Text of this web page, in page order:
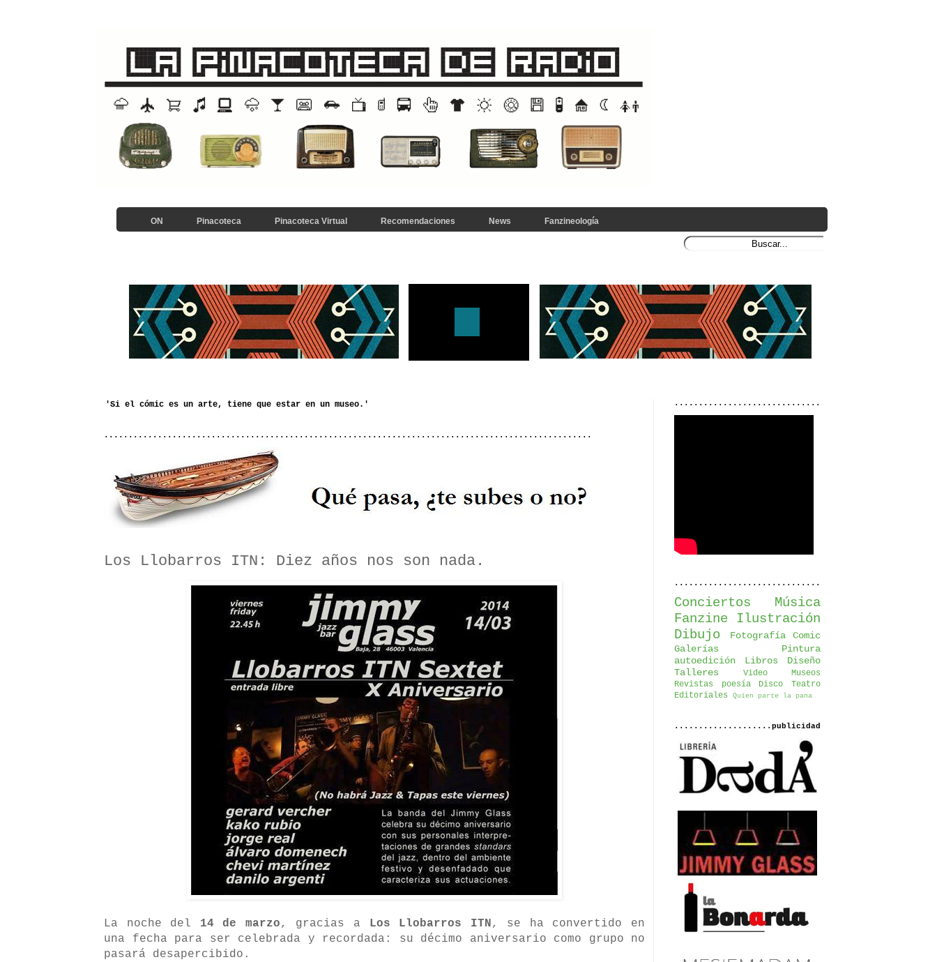
ON Pinacoteca Pinacoteca Virtual Recomendaciones News Fanzineología
....................................................................................................
Los Llobarros ITN: Diez años nos son nada.
La noche del 14 de marzo, gracias a Los Llobarros ITN, se ha convertido en
una fecha para ser celebrada y recordada: su décimo aniversario como grupo no
pasará desapercibido.
..............................
..............................
Conciertos
Música
Fanzine
Ilustración
Dibujo
Fotografía
Comic
Galerías
Pintura
autoedición
Libros
Diseño
Talleres
Video
Museos
Revistas
poesía Disco
Teatro
Editoriales
Quien parte la pana
....................publicidad